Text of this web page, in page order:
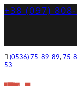
+38 (097)
(0536) 75-89-89, 75-
53